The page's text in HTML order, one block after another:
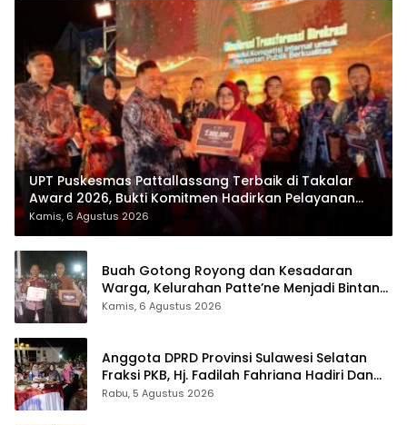
UPT Puskesmas Pattallassang Terbaik di Takalar
Award 2026, Bukti Komitmen Hadirkan Pelayanan
Kesehatan Berkualitas
Kamis, 6 Agustus 2026
Buah Gotong Royong dan Kesadaran
Warga, Kelurahan Patte’ne Menjadi Bintang
Takalar Award 2026
Kamis, 6 Agustus 2026
Anggota DPRD Provinsi Sulawesi Selatan
Fraksi PKB, Hj. Fadilah Fahriana Hadiri Dan
Beri Apresiasi : Takalar Menyalakan Lentera
Rabu, 5 Agustus 2026